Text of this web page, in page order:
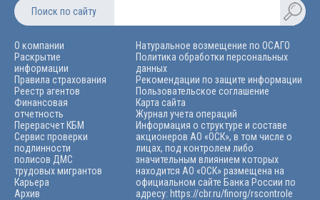
Поиск по сайту
О компании
Раскрытие
информации
Правила страхования
Реестр агентов
Финансовая
отчетность
Перерасчет КБМ
Сервис проверки
подлинности
полисов ДМС
трудовых мигрантов
Карьера
Архив
Натуральное возмещение по ОСАГО
Политика обработки персональных
данных
Рекомендации по защите информации
Пользовательское соглашение
Карта сайта
Журнал учета операций
Информация о структуре и составе
акционеров АО «ОСК», в том числе о
лицах, под контролем либо
значительным влиянием которых
находится АО «ОСК» размещена на
официальном сайте Банка России по
адресу: https://cbr.ru/finorg/rscontrolе